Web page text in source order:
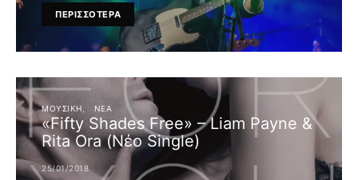
ΠΕΡΙΣΣΟΤΕΡΑ
ΜΟΥΣΙΚΉ ΝΈΑ
«Fifty Shades Free» – Liam Payne &
Rita Ora (Νέο Single)
25/01/2018